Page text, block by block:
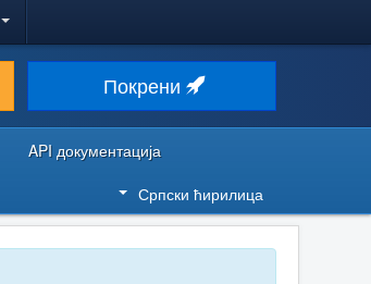
Покрени
API документација
Српски ћирилица